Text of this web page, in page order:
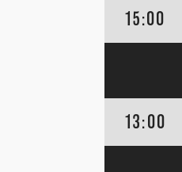
15:00
13:00